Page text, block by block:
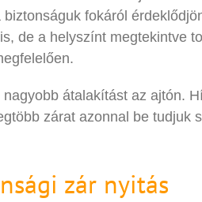
fokáról
de a helyszínt megtekintve
átalakítást az ajtón.
zárat azonnal be tudjuk
zár nyitás